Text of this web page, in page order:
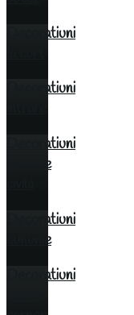
Decoratiuni
Decoratiuni
Decoratiuni
cununie
Decoratiuni
cununie
Decoratiuni